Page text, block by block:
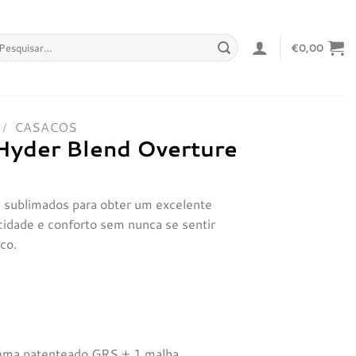
€0,00
/ CASACOS
Blend Overture
para obter um excelente
e conforto sem nunca se sentir